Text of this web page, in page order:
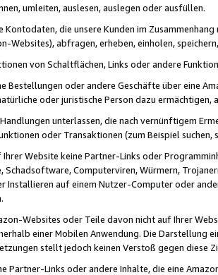
umleiten, auslesen, auslegen oder ausfüllen.
Kontodaten, die unsere Kunden im
Websites), abfragen, erheben, einholen,
von Schaltflächen, Links oder andere
Bestellungen oder andere Geschäfte über eine
oder juristische Person dazu
unterlassen, die nach vernünftigem
oder Transaktionen (zum Beispiel
Ihrer Website keine Partner-Links oder
Schadsoftware, Computerviren, Würmern,
Installieren auf einem Nutzer-Computer oder
Websites oder Teile davon nicht auf Ihrer
einer Mobilen Anwendung. Die Darstellung
stellt jedoch keinen Verstoß gegen diese
Partner-Links oder andere Inhalte, die eine